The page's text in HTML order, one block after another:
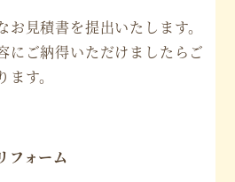
お見積書を提出いたします。
にご納得いただけましたらご
す。
フォーム